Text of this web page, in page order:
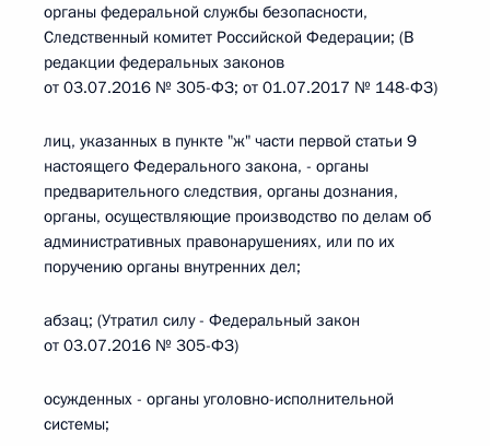
органы федеральной службы безопасности,
Следственный комитет Российской Федерации; (В
редакции федеральных законов
от 03.07.2016 № 305-ФЗ; от 01.07.2017 № 148-ФЗ)
лиц, указанных в пункте "ж" части первой статьи 9
настоящего Федерального закона, - органы
предварительного следствия, органы дознания,
органы, осуществляющие производство по делам об
административных правонарушениях, или по их
поручению органы внутренних дел;
абзац; (Утратил силу - Федеральный закон
от 03.07.2016 № 305-ФЗ)
осужденных - органы уголовно-исполнительной
системы;